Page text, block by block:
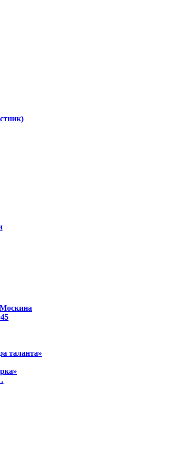
таланта»